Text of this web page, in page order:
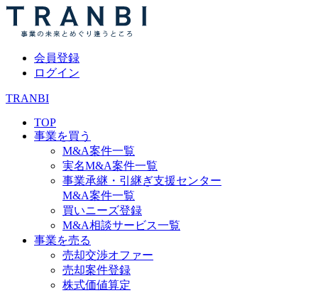
会員登録
ログイン
TRANBI
TOP
事業を買う
M&A案件一覧
実名M&A案件一覧
事業承継・引継ぎ支援センター
M&A案件一覧
買いニーズ登録
M&A相談サービス一覧
事業を売る
売却交渉オファー
売却案件登録
株式価値算定